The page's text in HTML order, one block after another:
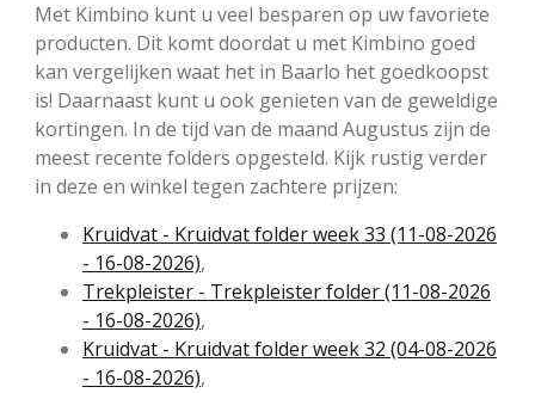
Met Kimbino kunt u veel besparen op uw favoriete
producten. Dit komt doordat u met Kimbino goed
kan vergelijken waat het in Baarlo het goedkoopst
is! Daarnaast kunt u ook genieten van de geweldige
kortingen. In de tijd van de maand Augustus zijn de
meest recente folders opgesteld. Kijk rustig verder
in deze en winkel tegen zachtere prijzen:
Kruidvat - Kruidvat folder week 33 (11-08-2026
- 16-08-2026),
Trekpleister - Trekpleister folder (11-08-2026
- 16-08-2026),
Kruidvat - Kruidvat folder week 32 (04-08-2026
- 16-08-2026),